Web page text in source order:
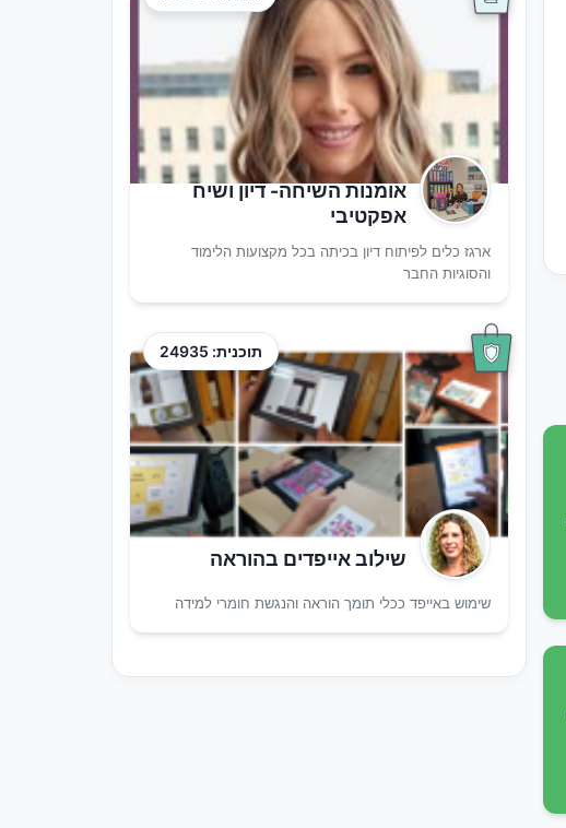
אומנות השיחה- דיון ושיח
אפקטיבי
ארגז כלים לפיתוח דיון בכיתה בכל מקצועות הלימוד
והסוגיות החבר
תוכנית: 24935
שילוב אייפדים בהוראה
שימוש באייפד ככלי תומך הוראה והנגשת חומרי למידה